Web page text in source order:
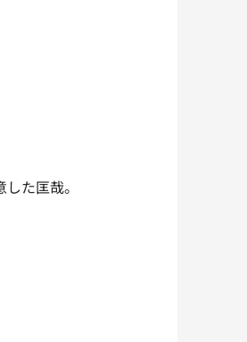
た匡哉。